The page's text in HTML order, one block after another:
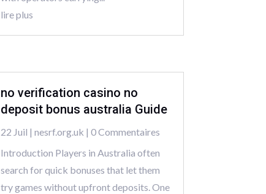
lire plus
no verification casino no
deposit bonus australia Guide
22 Juil | nesrf.org.uk | 0 Commentaires
Introduction Players in Australia often
search for quick bonuses that let them
try games without upfront deposits. One